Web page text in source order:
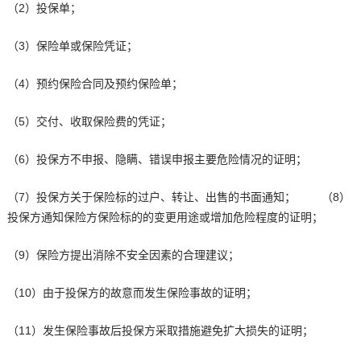
（2）投保单；
（3）保险单或保险凭证；
（4）预约保险合同及预约保险单；
（5）交付、收取保险费的凭证；
（6）投保方不申报、隐瞒、错误申报主要危险情况的证明；
（7）投保方关于保险标的过户、转让、出售的书面通知； （8）
投保方通知保险方保险标的的变更用途或增加危险程度的证明；
（9）保险方提出消除不安全因素的合理建议；
（10）由于投保方的故意而发生保险事故的证明；
（11）发生保险事故后投保方采取措施避免扩大损失的证明；